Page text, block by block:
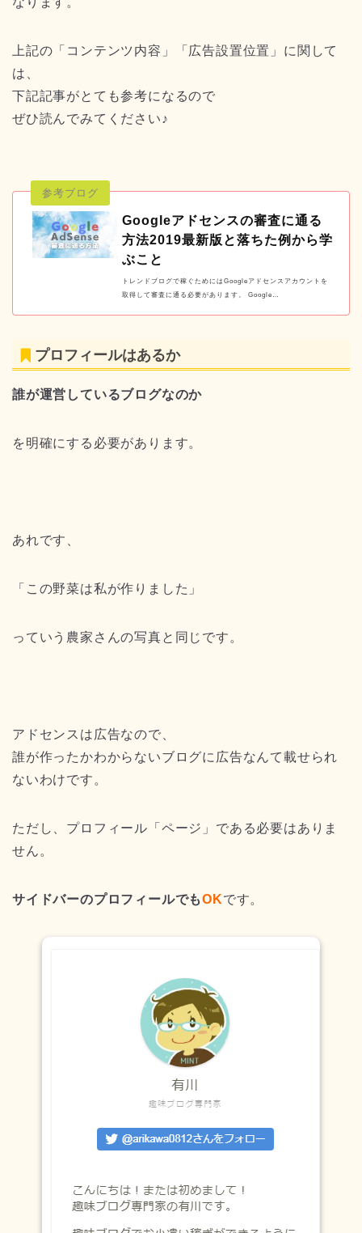
上記の「コンテンツ内容」「広告設置位置」に関して
は、
下記記事がとても参考になるので
ぜひ読んでみてください♪
Googleアドセンスの審査に通る
方法2019最新版と落ちた例から学
ぶこと
トレンドブログで稼ぐためにはGoogleアドセンスアカウントを
取得して審査に通る必要があります。 Google…
プロフィールはあるか
誰が運営しているブログなのか
を明確にする必要があります。
あれです、
「この野菜は私が作りました」
っていう農家さんの写真と同じです。
アドセンスは広告なので、
誰が作ったかわからないブログに広告なんて載せられ
ないわけです。
ただし、プロフィール「ページ」である必要はありま
せん。
サイドバーのプロフィールでもOKです。